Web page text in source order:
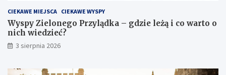
CIEKAWE MIEJSCA CIEKAWE WYSPY
Wyspy Zielonego Przylądka – gdzie leżą i co warto o
nich wiedzieć?
3 sierpnia 2026